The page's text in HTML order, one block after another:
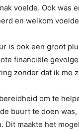
voelde. Ook was
en welkom
is ook een groot
financiële
zonder dat ik me
om te
buurt te doen
Dit maakte het